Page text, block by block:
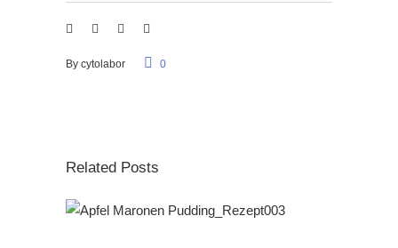
By cytolabor 0
Related Posts